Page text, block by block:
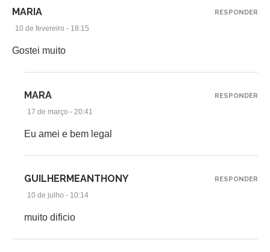
MARIA
10 de fevereiro - 18:15
Gostei muito
RESPONDER
MARA
17 de março - 20:41
Eu amei e bem legal
RESPONDER
GUILHERMEANTHONY
10 de julho - 10:14
muito dificio
RESPONDER